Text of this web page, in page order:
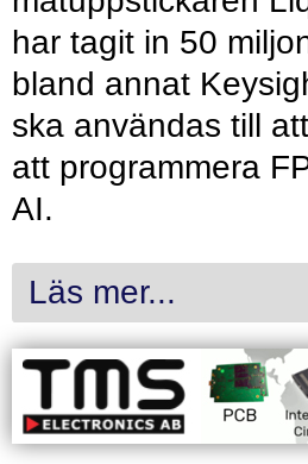
har tagit in 50
bland annat
ska användas till
att programmera
AI.
Läs mer...